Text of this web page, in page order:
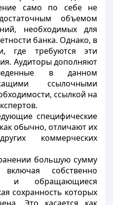
само по себе не
объемом
необходимых для
банка. Однако, в
где требуются эти
Аудиторы дополняют
в данном
ссылочными
ссылкой на
специфические
обычно, отличают их
коммерческих
большую сумму
собственно
и обращающиеся
сохранность которых